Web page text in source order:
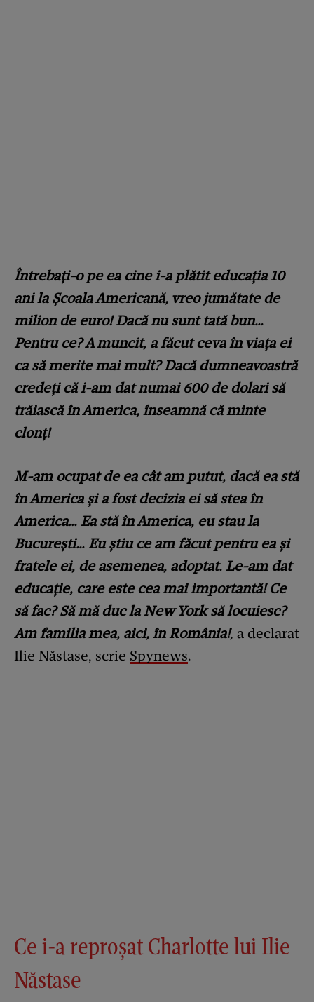
Întrebați-o pe ea cine i-a plătit educația 10
ani la Școala Americană, vreo jumătate de
milion de euro! Dacă nu sunt tată bun…
Pentru ce? A muncit, a făcut ceva în viața ei
ca să merite mai mult? Dacă dumneavoastră
credeți că i-am dat numai 600 de dolari să
trăiască în America, înseamnă că minte
clonț!
M-am ocupat de ea cât am putut, dacă ea stă
în America și a fost decizia ei să stea în
America… Ea stă în America, eu stau la
București… Eu știu ce am făcut pentru ea și
fratele ei, de asemenea, adoptat. Le-am dat
educație, care este cea mai importantă! Ce
să fac? Să mă duc la New York să locuiesc?
Am familia mea, aici, în România!, a declarat
Ilie Năstase, scrie Spynews.
Ce i-a reproșat Charlotte lui Ilie
Năstase